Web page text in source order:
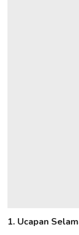
1. Ucapan